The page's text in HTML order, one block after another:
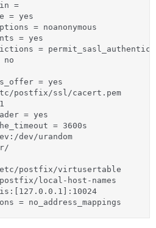
=
= yes
= noanonymous
= yes
=
no
= yes
postfix/ssl/cacert.pem
= yes
= 3600s
dev/urandom
etc/postfix/virtusertable
local-host-names
= no_address_mappings